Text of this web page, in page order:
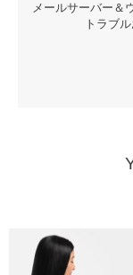
メールサーバー＆
トラブ